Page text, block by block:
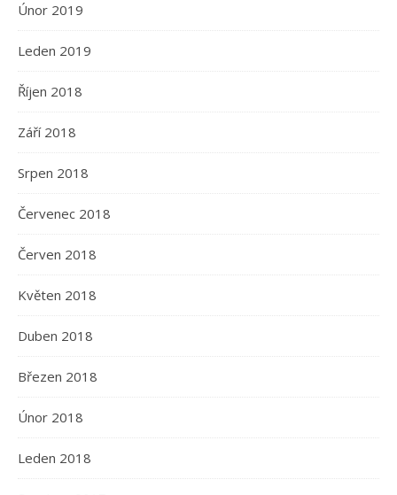
Únor 2019
Leden 2019
Říjen 2018
Září 2018
Srpen 2018
Červenec 2018
Červen 2018
Květen 2018
Duben 2018
Březen 2018
Únor 2018
Leden 2018